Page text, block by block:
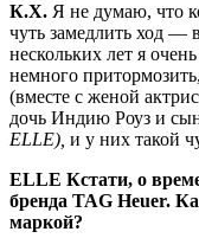
К.Х. Я не думаю, что
чуть замедлить ход —
нескольких лет я
немного
(вместе с женой
дочь Индию Роуз и
ELLE), и у них такой
ELLE Кстати, о
бренда TAG Heuer.
маркой?